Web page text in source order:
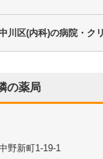
川区(内科)の病院・ク
の薬局
野新町1-19-1